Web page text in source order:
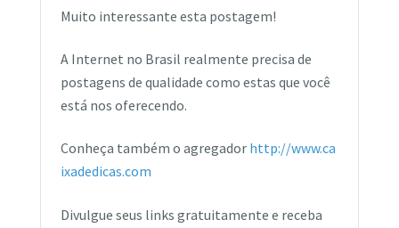
Muito interessante esta postagem!
A Internet no Brasil realmente precisa de
postagens de qualidade como estas que você
está nos oferecendo.
Conheça também o agregador http://www.ca
ixadedicas.com
Divulgue seus links gratuitamente e receba